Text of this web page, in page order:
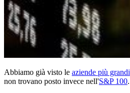
Abbiamo già visto le aziende più grandi
non trovano posto invece nell'S&P 100.